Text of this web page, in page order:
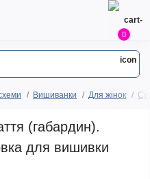
0
Вишиванки Для жінок
(габардин).
для вишивки